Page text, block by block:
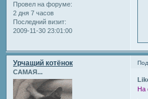
Провел на форуме:
2 дня 7 часов
Последний визит:
2009-11-30 23:01:00
Урчащий котёнок
САМАЯ...
На